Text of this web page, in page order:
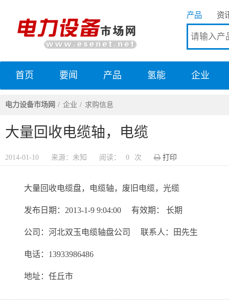
产品 资
首页 要闻 产品 氢能 企业
电力设备市场网 企业 求购信息
大量回收电缆轴，电缆
2014-01-10 来源：未知 阅读： 0 次 打印
大量回收电缆盘，电缆轴，废旧电缆，光缆
发布日期：2013-1-9 9:04:00 有效期： 长期
公司：河北双玉电缆轴盘公司 联系人：田先生
电话：13933986486
地址：任丘市